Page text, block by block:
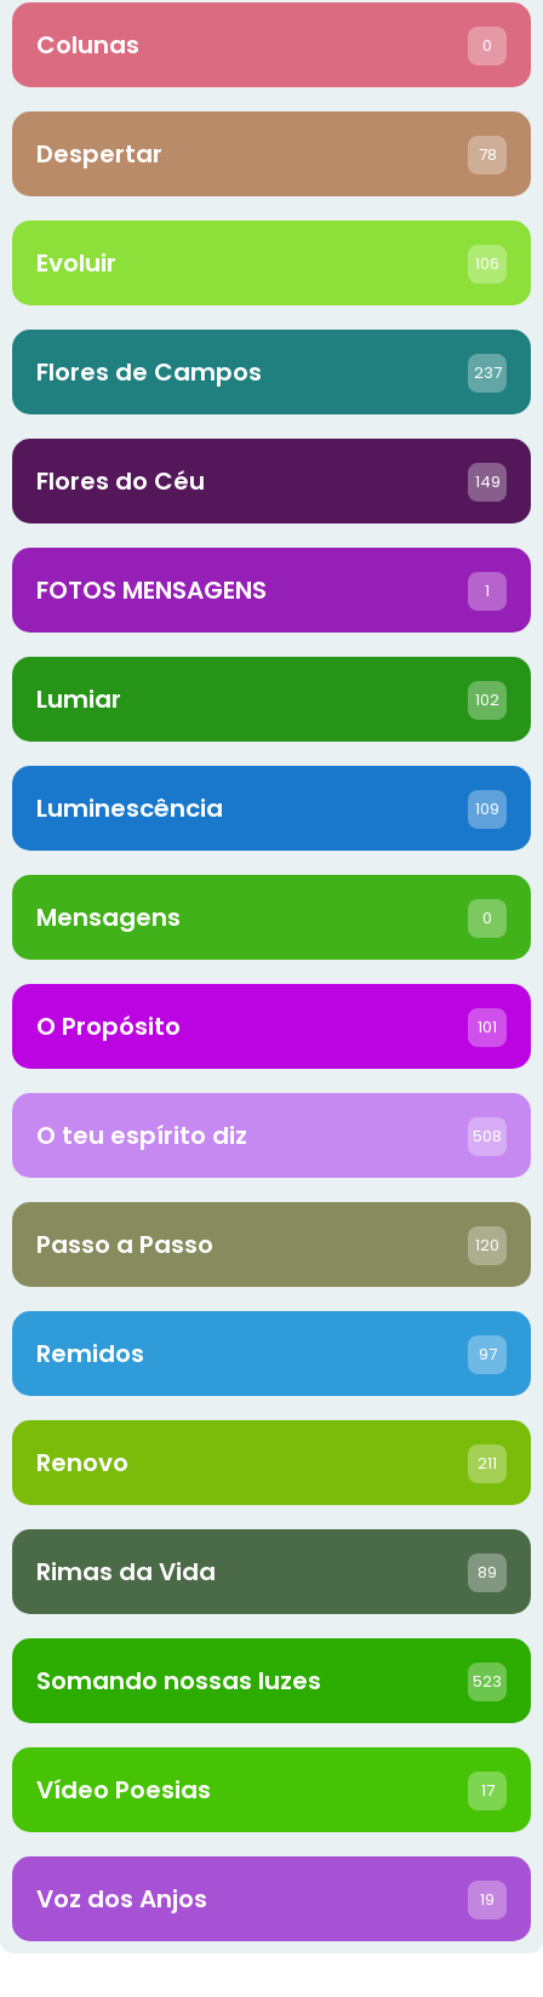
Colunas 0
Despertar 78
Evoluir 106
Flores de Campos 237
Flores do Céu 149
FOTOS MENSAGENS 1
Lumiar 102
Luminescência 109
Mensagens 0
O Propósito 101
O teu espírito diz 508
Passo a Passo 120
Remidos 97
Renovo 211
Rimas da Vida 89
Somando nossas luzes 523
Vídeo Poesias 17
Voz dos Anjos 19